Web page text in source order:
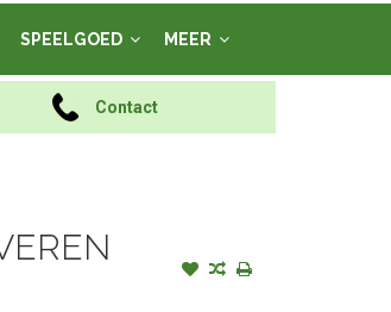
SPEELGOED MEER
Contact